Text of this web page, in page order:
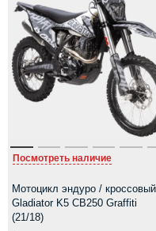
Посмотреть наличие
Мотоцикл эндуро / кроссовый
Gladiator K5 CB250 Graffiti
(21/18)